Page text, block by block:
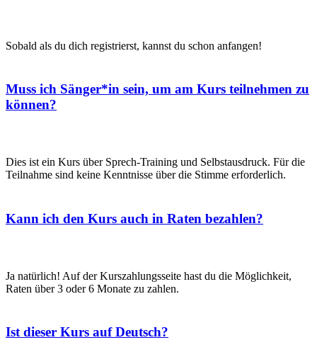
Sobald als du dich registrierst, kannst du schon anfangen!
Muss ich Sänger*in sein, um am Kurs teilnehmen zu
können?
Dies ist ein Kurs über Sprech-Training und Selbstausdruck. Für die
Teilnahme sind keine Kenntnisse über die Stimme erforderlich.
Kann ich den Kurs auch in Raten bezahlen?
Ja natürlich! Auf der Kurszahlungsseite hast du die Möglichkeit,
Raten über 3 oder 6 Monate zu zahlen.
Ist dieser Kurs auf Deutsch?